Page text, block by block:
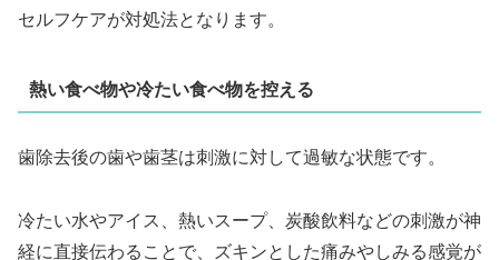
セルフケアが対処法となります。
熱い食べ物や冷たい食べ物を控える
歯除去後の歯や歯茎は刺激に対して過敏な状態です。
冷たい水やアイス、熱いスープ、炭酸飲料などの刺激が神
経に直接伝わることで、ズキンとした痛みやしみる感覚が